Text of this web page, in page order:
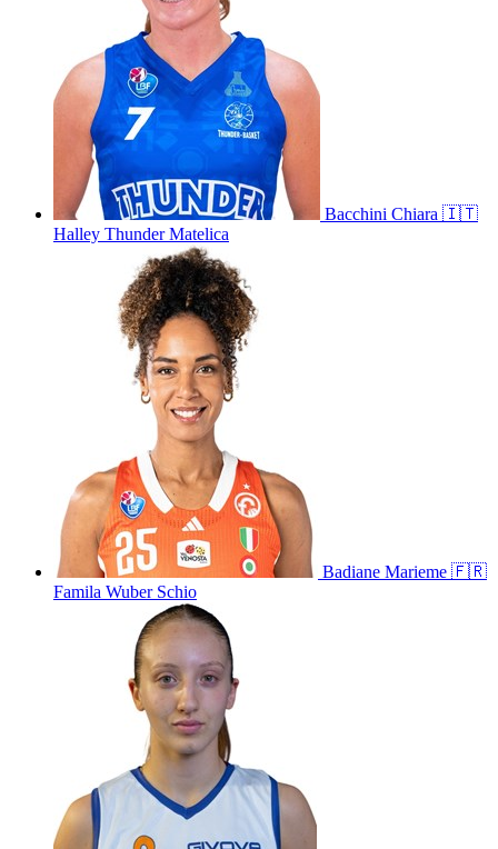
Bacchini Chiara 🇮🇹
Halley Thunder Matelica
Badiane Marieme 🇫🇷
Famila Wuber Schio